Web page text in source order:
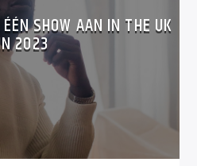
SHOW AAN IN THE UK
2023